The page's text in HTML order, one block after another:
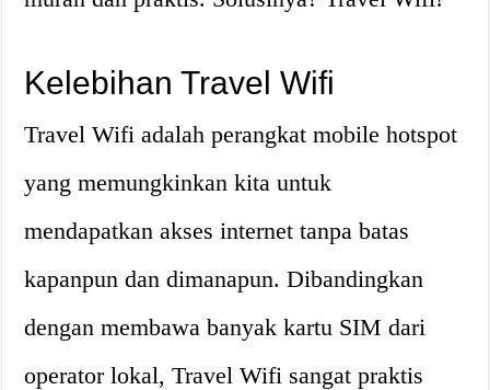
Kelebihan Travel Wifi
Travel Wifi adalah perangkat mobile hotspot
yang memungkinkan kita untuk
mendapatkan akses internet tanpa batas
kapanpun dan dimanapun. Dibandingkan
dengan membawa banyak kartu SIM dari
operator lokal, Travel Wifi sangat praktis